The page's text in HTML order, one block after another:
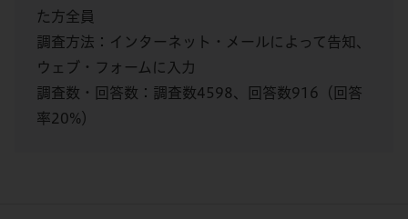
た方全員
調査方法：インターネット・メールによって告知、
ウェブ・フォームに入力
調査数・回答数：調査数4598、回答数916（回答
率20%）